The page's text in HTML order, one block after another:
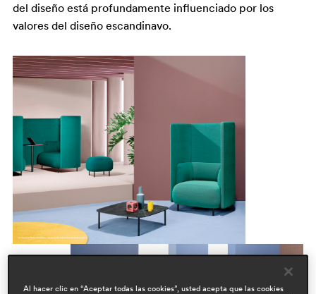
del diseño está profundamente influenciado por los
valores del diseño escandinavo.
Al hacer clic en “Aceptar todas las cookies”, usted acepta que las cookies